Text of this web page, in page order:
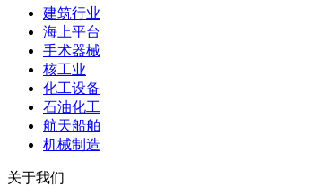
建筑行业
海上平台
手术器械
核工业
化工设备
石油化工
航天船舶
机械制造
关于我们